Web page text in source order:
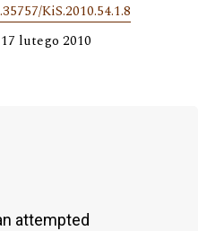
KiS.2010.54.1.8
lutego 2010
attempted